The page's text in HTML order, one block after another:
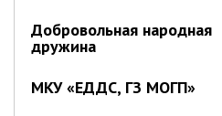
Добровольная народная
дружина
МКУ «ЕДДС, ГЗ МОГП»